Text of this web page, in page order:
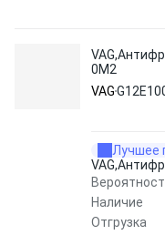
0M2
VAG
Лучшее
Наличие
Отгрузка